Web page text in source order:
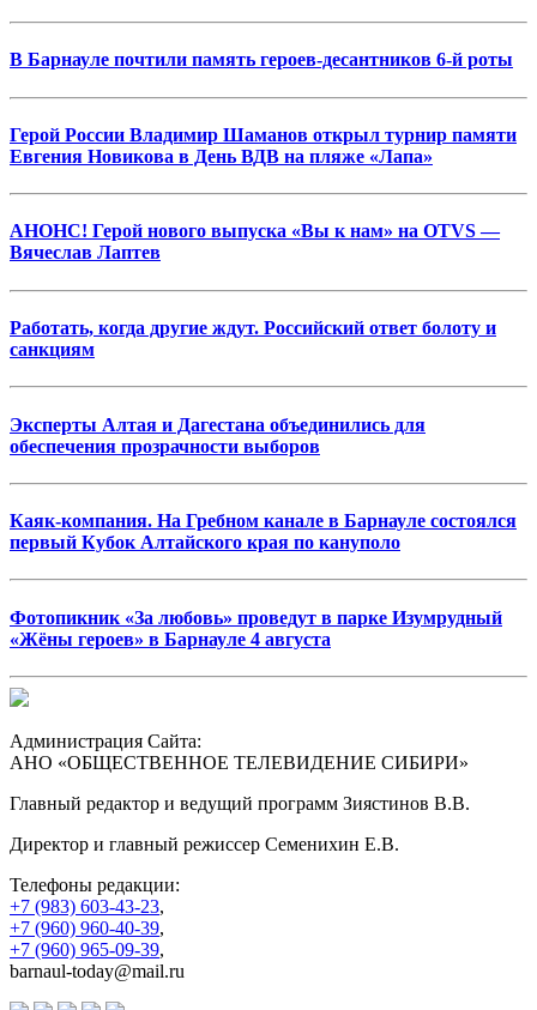
В Барнауле почтили память героев-десантников 6-й роты
Герой России Владимир Шаманов открыл турнир памяти
Евгения Новикова в День ВДВ на пляже «Лапа»
АНОНС! Герой нового выпуска «Вы к нам» на OTVS —
Вячеслав Лаптев
Работать, когда другие ждут. Российский ответ болоту и
санкциям
Эксперты Алтая и Дагестана объединились для
обеспечения прозрачности выборов
Каяк-компания. На Гребном канале в Барнауле состоялся
первый Кубок Алтайского края по кануполо
Фотопикник «За любовь» проведут в парке Изумрудный
«Жёны героев» в Барнауле 4 августа
Администрация Сайта:
АНО «ОБЩЕСТВЕННОЕ ТЕЛЕВИДЕНИЕ СИБИРИ»
Главный редактор и ведущий программ Зиястинов В.В.
Директор и главный режиссер Семенихин Е.В.
Телефоны редакции:
+7 (983) 603-43-23,
+7 (960) 960-40-39,
+7 (960) 965-09-39,
barnaul-today@mail.ru